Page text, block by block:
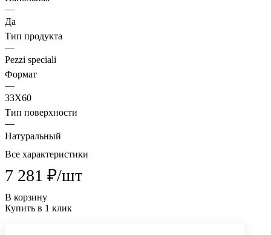
—
Да
Тип продукта
—
Pezzi speciali
Формат
—
33X60
Тип поверхности
—
Натуральный
Все характеристики
7 281 ₽/шт
В корзину
Купить в 1 клик